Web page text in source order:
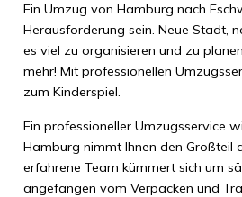
Ein Umzug von Hamburg nach
Herausforderung sein. Neue Stadt,
es viel zu organisieren und zu
mehr! Mit professionellen
zum Kinderspiel.
Ein professioneller Umzugsservice
Hamburg nimmt Ihnen den Großteil
erfahrene Team kümmert sich um
angefangen vom Verpacken und